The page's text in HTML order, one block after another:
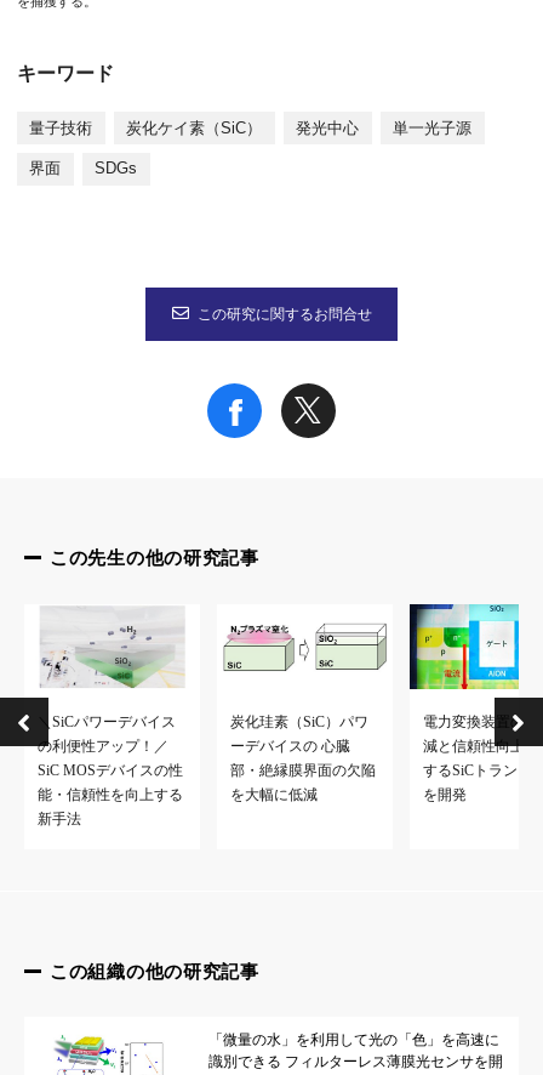
タイトル：“Insight into the energy level structure and
ＤＯＩ：https://doi.org/10.1063/5.0253294
小林拓真准教授 研究者総覧
https://rd.iai.osaka-u.ac.jp/ja/5a9b0b4063dae614.html
渡部平司教授 研究者総覧
https://rd.iai.osaka-u.ac.jp/ja/5eaba14b0f47fb11.html
キーワード
量子技術 炭化ケイ素（SiC） 発光中心 単一光子源
界面 SDGs
この研究に関するお問合せ
この先生の他の研究記事
＼SiCパワーデバイス
の利便性アップ！／
SiC MOSデバイスの性
能・信頼性を向上する
新手法
炭化珪素（SiC）パワ
ーデバイスの 心臓
部・絶縁膜界面の欠陥
を大幅に低減
電力変換装置の損
減と信頼性向上を
するSiCトランジ
を開発
この組織の他の研究記事
「微量の水」を利用して光の「色」を高速に
識別できる フィルターレス薄膜光センサを開